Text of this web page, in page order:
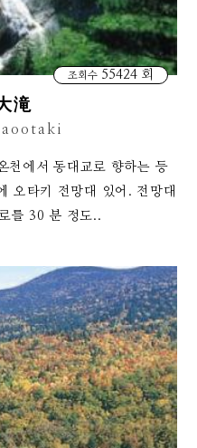
조회수55424 회
滝
에서 동대교로 향하는 등
오타키 전망대 있어. 전망대
를 30 분 정도..